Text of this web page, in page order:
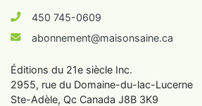
450 745-0609
abonnement@maisonsaine.ca
Éditions du 21e siècle Inc.
2955, rue du Domaine-du-lac-Lucerne
Ste-Adèle, Qc Canada J8B 3K9